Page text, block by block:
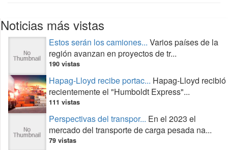
Noticias más vistas
Estos serán los camiones... Varios países de la
región avanzan en proyectos de tr...
190 vistas
Hapag-Lloyd recibe portac... Hapag-Lloyd recibió
recientemente el "Humboldt Express"...
111 vistas
Perspectivas del transpor... En el 2023 el
mercado del transporte de carga pesada na...
79 vistas